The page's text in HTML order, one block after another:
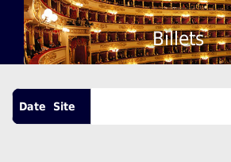
Billets
Date Site